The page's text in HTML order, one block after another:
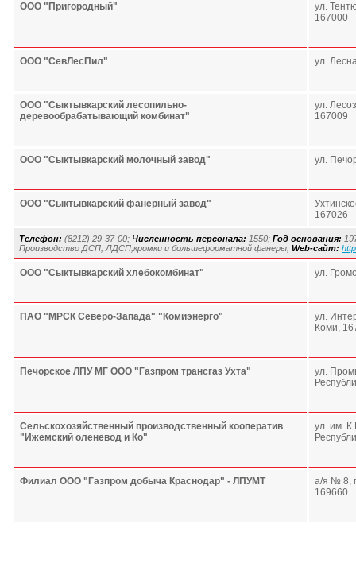
ООО "Пригородный"
ул.
167000
ООО "СевЛесПил" ул.
ООО "Сыктывкарский лесопильно-
деревообрабатывающий комбинат"
ул.
167009
ООО "Сыктывкарский молочный завод" ул.
ООО "Сыктывкарский фанерный завод"
167026
Телефон: (8212) 29-37-00; Численность персонала: 1550; Год основания:
Производство ДСП, ЛДСП,кромки и большеформатной фанеры; Web-сайт:
ООО "Сыктывкарский хлебокомбинат" ул.
ПАО "МРСК Северо-Запада" "Комиэнерго"
ул.
Коми,
Печорское ЛПУ МГ ООО "Газпром трансгаз Ухта"
ул.
Сельскохозяйственный производственный кооператив
"Ижемский оленевод и Ко"
ул. им.
Филиал ООО "Газпром добыча Краснодар" - ЛПУМТ
а/я № 8,
169660